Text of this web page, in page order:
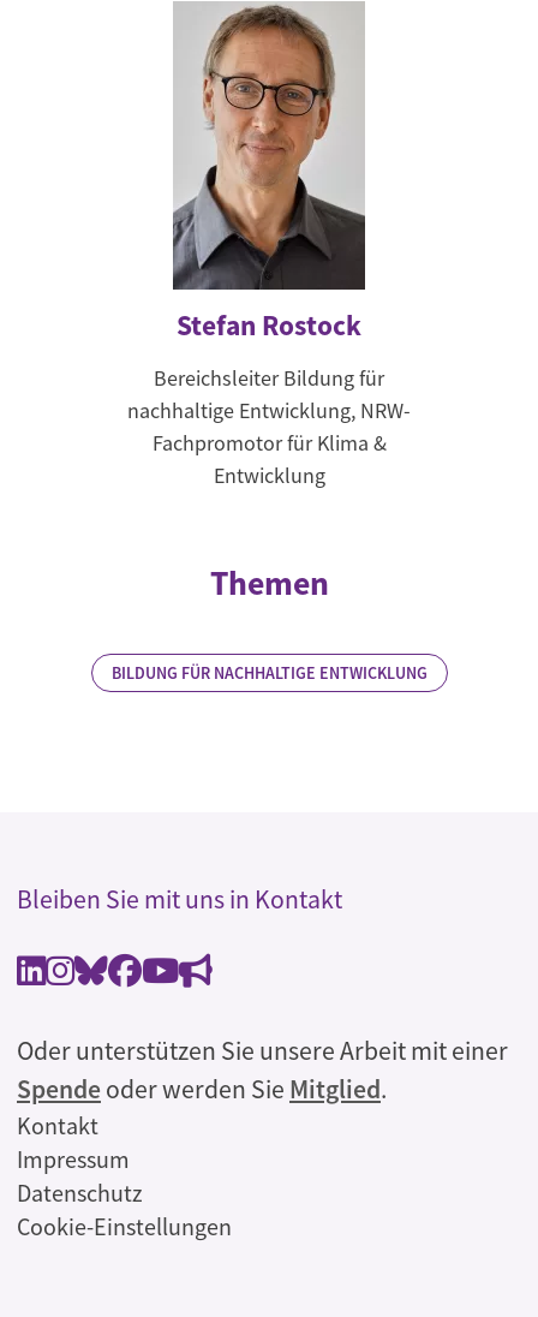
Stefan Rostock
Bereichsleiter Bildung für
nachhaltige Entwicklung, NRW-
Fachpromotor für Klima &
Entwicklung
Themen
BILDUNG FÜR NACHHALTIGE ENTWICKLUNG
Bleiben Sie mit uns in Kontakt
Oder unterstützen Sie unsere Arbeit mit einer
Spendeoder werden Sie Mitglied.
Rechtliches
Kontakt
Impressum
Datenschutz
Cookie-Einstellungen